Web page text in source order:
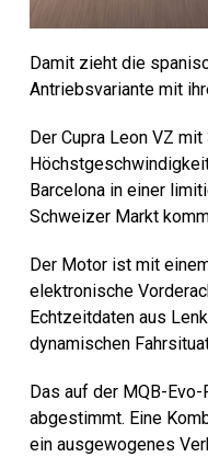
Damit zieht die
Antriebsvariante mit
Der Cupra Leon VZ
Barcelona in einer
Schweizer Markt
Der Motor ist mit
elektronische
Echtzeitdaten aus
dynamischen
Das auf der MQB-
abgestimmt. Eine
ein ausgewogenes